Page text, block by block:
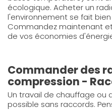
écologique. Acheter un
l'environnement se fait
Commandez maintenant
de vos économies
Commander des
compression -
Un travail de chauffage ou
possible sans raccords.